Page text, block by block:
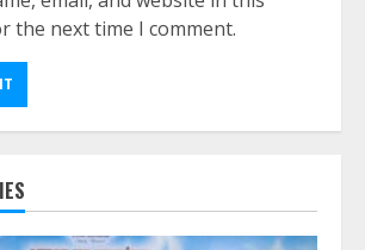
the next time I comment.